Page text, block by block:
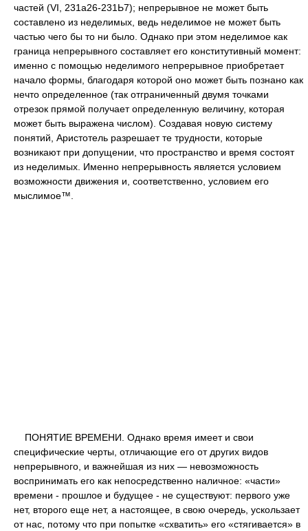
частей (VI, 231а26-231Ь7); непрерывное не может быть
составлено из неделимых, ведь неделимое не может быть
частью чего бы то ни было. Однако при этом неделимое как
граница непрерывного составляет его конститутивный момент:
именно с помощью неделимого непрерывное приобретает
начало формы, благодаря которой оно может быть познано как
нечто определенное (так отграниченный двумя точками
отрезок прямой получает определенную величину, которая
может быть выражена числом). Создавая новую систему
понятий, Аристотель разрешает те трудности, которые
возникают при допущении, что пространство и время состоят
из неделимых. Именно непрерывность является условием
возможности движения и, соответственно, условием его
мыслимое™.
ПОНЯТИЕ ВРЕМЕНИ. Однако время имеет и свои
специфические черты, отличающие его от других видов
непрерывного, и важнейшая из них — невозможность
воспринимать его как непосредственно наличное: «части»
времени - прошлое и будущее - не существуют: первого уже
нет, второго еще нет, а настоящее, в свою очередь, ускользает
от нас, потому что при попытке «схватить» его «стягивается» в